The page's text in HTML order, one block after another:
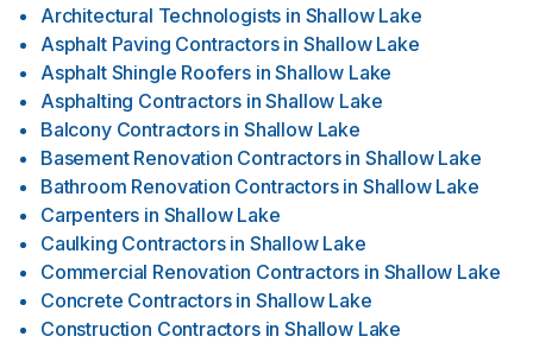
Architectural Technologists in Shallow Lake
Asphalt Paving Contractors in Shallow Lake
Asphalt Shingle Roofers in Shallow Lake
Asphalting Contractors in Shallow Lake
Balcony Contractors in Shallow Lake
Basement Renovation Contractors in Shallow Lake
Bathroom Renovation Contractors in Shallow Lake
Carpenters in Shallow Lake
Caulking Contractors in Shallow Lake
Commercial Renovation Contractors in Shallow Lake
Concrete Contractors in Shallow Lake
Construction Contractors in Shallow Lake